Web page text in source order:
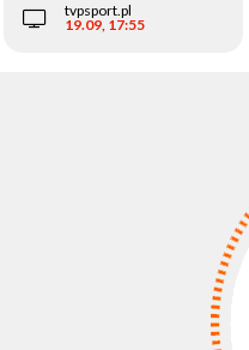
tvpsport.pl
19.09, 17:55